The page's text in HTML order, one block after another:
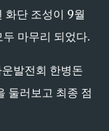
화단 조성이 9월
마무리 되었다.
발전회 한병돈
둘러보고 최종 점